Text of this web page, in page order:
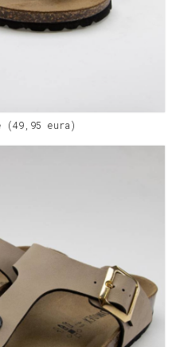
(49,95 eura)